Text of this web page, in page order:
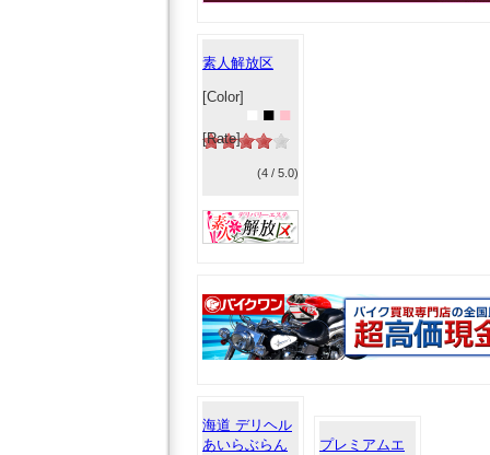
素人解放区
[Color]
■ ■
[Rate]
(4 / 5.0)
海道 デリヘル
あいらぶらん
プレミアムエ